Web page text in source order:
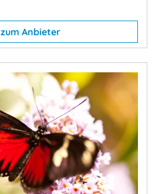
zum Anbieter